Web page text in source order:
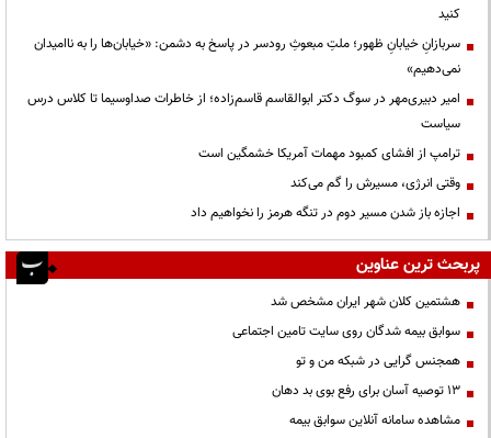
کنید
سربازانِ خیابانِ ظهور؛ ملتِ مبعوثِ رودسر در پاسخ به دشمن: «خیابان‌ها را به ناامیدان
نمی‌دهیم»
امیر دبیری‌مهر در سوگ دکتر ابوالقاسم قاسم‌زاده؛ از خاطرات صداوسیما تا کلاس درس
سیاست
ترامپ از افشای کمبود مهمات آمریکا خشمگین است
وقتی انرژی، مسیرش را گم می‌کند
اجازه باز شدن مسیر دوم در تنگه هرمز را نخواهیم داد
پربحث ترین عناوین
هشتمین کلان شهر ایران مشخص شد
سوابق بیمه شدگان روی سایت تامین اجتماعی
همجنس گرایی در شبکه من و تو
13 توصیه آسان برای رفع بوی بد دهان
مشاهده سامانه آنلاين سوابق بیمه